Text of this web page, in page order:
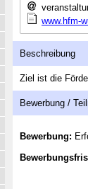
www.hfm-
Beschreibung
Ziel ist die
Bewerbung /
Bewerbung: